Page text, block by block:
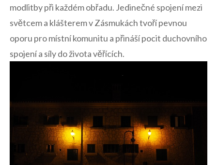
modlitby při každém obřadu.⁤ Jedinečné spojení mezi
světcem a klášterem v Zásmukách tvoří pevnou
oporu pro místní komunitu a přináší pocit duchovního
spojení a síly do života věřících.